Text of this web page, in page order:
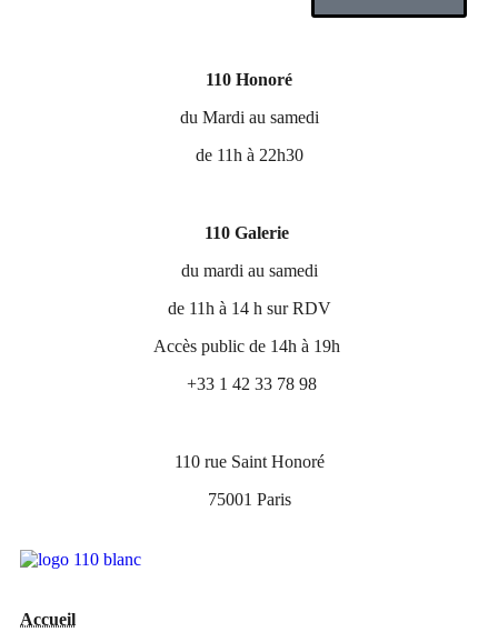
110 Honoré
du Mardi au samedi
de 11h à 22h30
110 Galerie
du mardi au samedi
de 11h à 14 h sur RDV
Accès public de 14h à 19h
+33 1 42 33 78 98
110 rue Saint Honoré
75001 Paris
Accueil